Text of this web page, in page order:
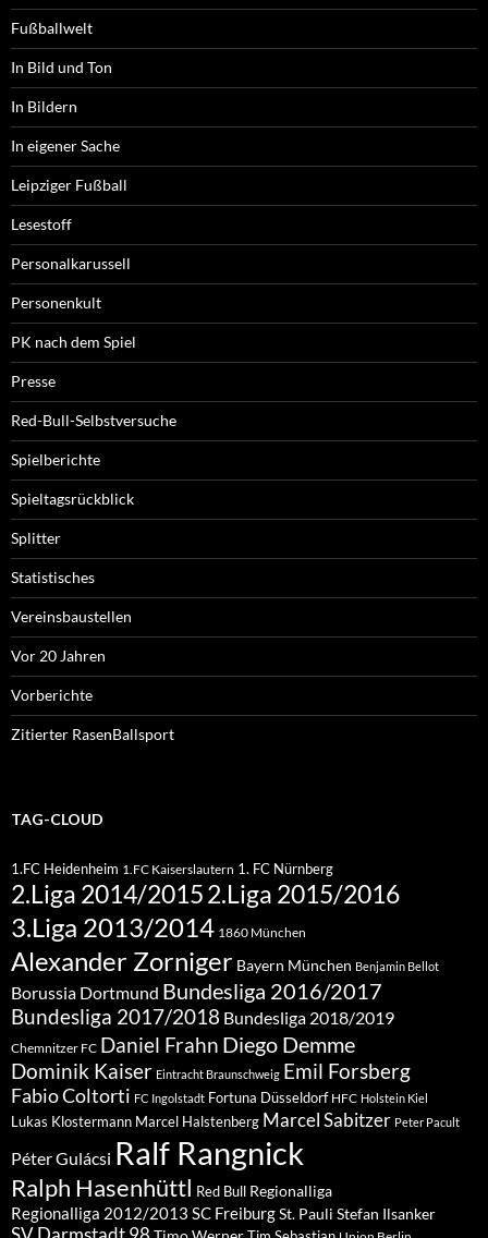
Fußballwelt
In Bild und Ton
In Bildern
In eigener Sache
Leipziger Fußball
Lesestoff
Personalkarussell
Personenkult
PK nach dem Spiel
Presse
Red-Bull-Selbstversuche
Spielberichte
Spieltagsrückblick
Splitter
Statistisches
Vereinsbaustellen
Vor 20 Jahren
Vorberichte
Zitierter RasenBallsport
TAG-CLOUD
1.FC Heidenheim 1.FC Kaiserslautern 1. FC Nürnberg
2.Liga 2014/20152.Liga 2015/2016
3.Liga 2013/2014 1860 München
Alexander Zorniger Bayern München Benjamin Bellot
Borussia Dortmund Bundesliga 2016/2017
Bundesliga 2017/2018 Bundesliga 2018/2019
Chemnitzer FC Daniel Frahn Diego Demme
Dominik Kaiser Eintracht Braunschweig Emil Forsberg
Fabio Coltorti FC Ingolstadt Fortuna Düsseldorf HFC Holstein Kiel
Lukas Klostermann Marcel Halstenberg Marcel Sabitzer Peter Pacult
Péter Gulácsi Ralf Rangnick
Ralph Hasenhüttl Red Bull Regionalliga
Regionalliga 2012/2013 SC FreiburgSt. Pauli Stefan Ilsanker